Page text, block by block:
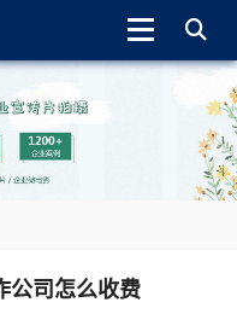
公司怎么收费